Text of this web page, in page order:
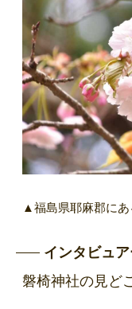
▲福島県耶麻郡に
インタビュ
磐椅神社の見ど